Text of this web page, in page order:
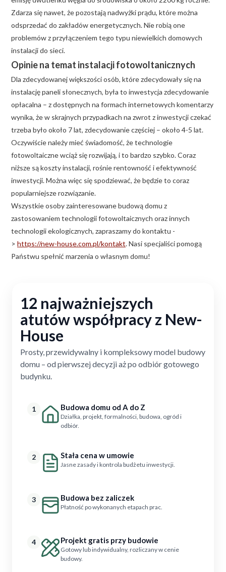
Zdarza się nawet, że pozostają nadwyżki prądu, które można
odsprzedać do zakładów energetycznych. Nie robią one
problemów z przyłączeniem tego typu niewielkich domowych
instalacji do sieci.
Opinie na temat instalacji fotowoltanicznych
Dla zdecydowanej większości osób, które zdecydowały się na
instalację paneli słonecznych, była to inwestycja zdecydowanie
opłacalna – z dostępnych na formach internetowych komentarzy
wynika, że w skrajnych przypadkach na zwrot z inwestycji czekać
trzeba było około 7 lat, zdecydowanie częściej – około 4-5 lat.
Oczywiście należy mieć świadomość, że technologie
fotowoltaiczne wciąż się rozwijają, i to bardzo szybko. Coraz
niższe są koszty instalacji, rośnie rentowność i efektywność
inwestycji. Można więc się spodziewać, że będzie to coraz
popularniejsze rozwiązanie.
Wszystkie osoby zainteresowane budową domu z
zastosowaniem technologii fotowoltaicznych oraz innych
technologii ekologicznych, zapraszamy do kontaktu -
> https://new-house.com.pl/kontakt. Nasi specjaliści pomogą
Państwu spełnić marzenia o własnym domu!
12 najważniejszych
atutów współpracy z New-
House
Prosty, przewidywalny i kompleksowy model budowy
domu – od pierwszej decyzji aż po odbiór gotowego
budynku.
1 Budowa domu od A do Z
Działka, projekt, formalności, budowa, ogród i
odbiór.
2 Stała cena w umowie
Jasne zasady i kontrola budżetu inwestycji.
3 Budowa bez zaliczek
Płatność po wykonanych etapach prac.
4 Projekt gratis przy budowie
Gotowy lub indywidualny, rozliczany w cenie
budowy.